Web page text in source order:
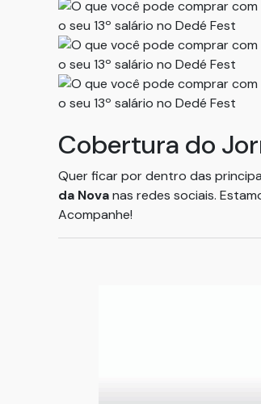
Cobertura do
Quer ficar por dentro das
da Novanas redes sociais.
Acompanhe!